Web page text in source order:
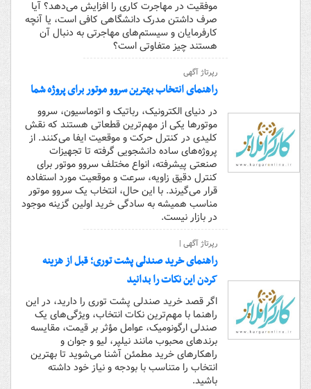
موفقیت در مهاجرت کاری را افزایش می‌دهد؟ آیا
صرف داشتن مدرک دانشگاهی کافی است، یا آنچه
کارفرمایان و سیستم‌های مهاجرتی به دنبال آن
هستند چیز متفاوتی است؟
رپرتاژ آگهی
راهنمای انتخاب بهترین سروو موتور برای پروژه شما
در دنیای الکترونیک، رباتیک و اتوماسیون، سروو
موتورها یکی از مهم‌ترین قطعاتی هستند که نقش
کلیدی در کنترل حرکت و موقعیت ایفا می‌کنند. از
پروژه‌های ساده دانشجویی گرفته تا تجهیزات
صنعتی پیشرفته، انواع مختلف سروو موتور برای
کنترل دقیق زاویه، سرعت و موقعیت مورد استفاده
قرار می‌گیرند. با این حال، انتخاب یک سروو موتور
مناسب همیشه به سادگی خرید اولین گزینه موجود
در بازار نیست.
رپرتاژ آگهی |
راهنمای خرید صندلی پشت توری؛ قبل از هزینه
کردن این نکات را بدانید
اگر قصد خرید صندلی پشت توری را دارید، در این
راهنما با مهم‌ترین نکات انتخاب، ویژگی‌های یک
صندلی ارگونومیک، عوامل مؤثر بر قیمت، مقایسه
برندهای محبوب مانند نیلپر، لیو و جوان و
راهکارهای خرید مطمئن آشنا می‌شوید تا بهترین
انتخاب را متناسب با بودجه و نیاز خود داشته
باشید.